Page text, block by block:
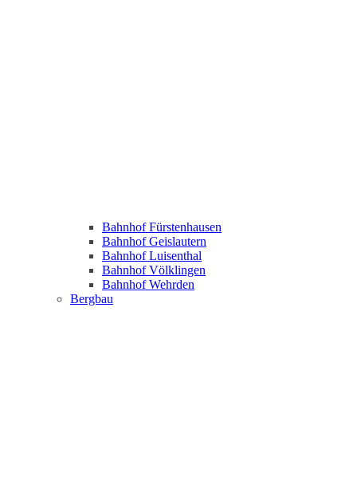
Bahnhof Fürstenhausen
Bahnhof Geislautern
Bahnhof Luisenthal
Bahnhof Völklingen
Bahnhof Wehrden
Bergbau